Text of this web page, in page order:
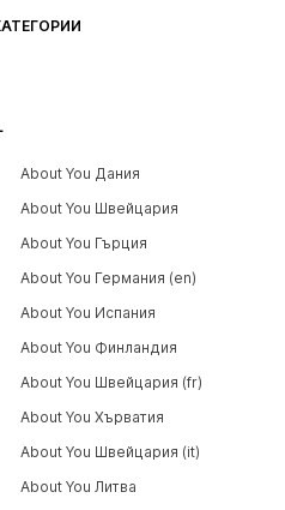
About You Дания
About You Швейцария
About You Гърция
About You Германия (en)
About You Испания
About You Финландия
About You Швейцария (fr)
About You Хърватия
About You Швейцария (it)
About You Литва